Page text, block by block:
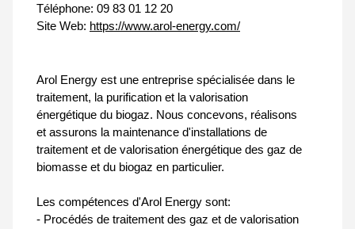
Téléphone: 09 83 01 12 20
Site Web: https://www.arol-energy.com/
Arol Energy est une entreprise spécialisée dans le
traitement, la purification et la valorisation
énergétique du biogaz. Nous concevons, réalisons
et assurons la maintenance d'installations de
traitement et de valorisation énergétique des gaz de
biomasse et du biogaz en particulier.
Les compétences d'Arol Energy sont:
- Procédés de traitement des gaz et de valorisation